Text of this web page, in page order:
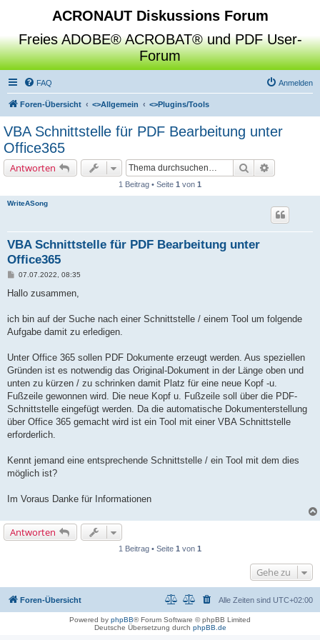
ACRONAUT Diskussions Forum
Freies ADOBE® ACROBAT® und PDF User-
Forum
FAQ Anmelden
Foren-Übersicht <>Allgemein <>Plugins/Tools
VBA Schnittstelle für PDF Bearbeitung unter
Office365
Antworten Suche
1 Beitrag • Seite 1 von 1
WriteASong
VBA Schnittstelle für PDF Bearbeitung unter
Office365
B
i
a
07.07.2022, 08:35
Hallo zusammen,
ich bin auf der Suche nach einer Schnittstelle / einem Tool um folgende
Aufgabe damit zu erledigen.
Unter Office 365 sollen PDF Dokumente erzeugt werden. Aus speziellen
Gründen ist es notwendig das Original-Dokument in der Länge oben und
unten zu kürzen / zu schrinken damit Platz für eine neue Kopf -u.
Fußzeile gewonnen wird. Die neue Kopf u. Fußzeile soll über die PDF-
Schnittstelle eingefügt werden. Da die automatische Dokumenterstellung
über Office 365 gemacht wird ist ein Tool mit einer VBA Schnittstelle
erforderlich.
Kennt jemand eine entsprechende Schnittstelle / ein Tool mit dem dies
möglich ist?
Im Voraus Danke für Informationen
Antworten
1 Beitrag • Seite 1 von 1
Gehe zu
Foren-Übersicht Alle Zeiten sind UTC+02:00
Powered by phpBB® Forum Software © phpBB Limited
Deutsche Übersetzung durch phpBB.de